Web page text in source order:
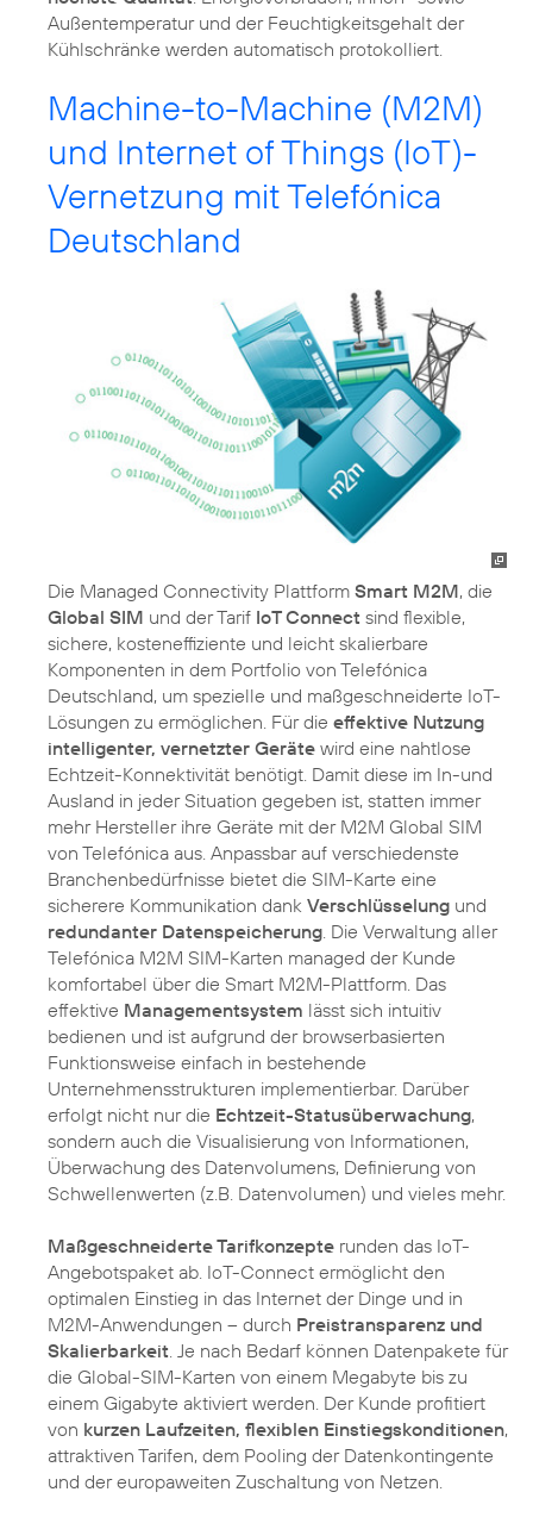
Außentemperatur und der Feuchtigkeitsgehalt der
Kühlschränke werden automatisch protokolliert.
Machine-to-Machine (M2M)
und Internet of Things (IoT)-
Vernetzung mit Telefónica
Deutschland
Die Managed Connectivity Plattform Smart M2M, die
Global SIM und der Tarif IoT Connect sind flexible,
sichere, kosteneffiziente und leicht skalierbare
Komponenten in dem Portfolio von Telefónica
Deutschland, um spezielle und maßgeschneiderte IoT-
Lösungen zu ermöglichen. Für die effektive Nutzung
intelligenter, vernetzter Geräte wird eine nahtlose
Echtzeit-Konnektivität benötigt. Damit diese im In-und
Ausland in jeder Situation gegeben ist, statten immer
mehr Hersteller ihre Geräte mit der M2M Global SIM
von Telefónica aus. Anpassbar auf verschiedenste
Branchenbedürfnisse bietet die SIM-Karte eine
sicherere Kommunikation dank Verschlüsselung und
redundanter Datenspeicherung. Die Verwaltung aller
Telefónica M2M SIM-Karten managed der Kunde
komfortabel über die Smart M2M-Plattform. Das
effektive Managementsystem lässt sich intuitiv
bedienen und ist aufgrund der browserbasierten
Funktionsweise einfach in bestehende
Unternehmensstrukturen implementierbar. Darüber
erfolgt nicht nur die Echtzeit-Statusüberwachung,
sondern auch die Visualisierung von Informationen,
Überwachung des Datenvolumens, Definierung von
Schwellenwerten (z.B. Datenvolumen) und vieles mehr.
Maßgeschneiderte Tarifkonzepte runden das IoT-
Angebotspaket ab. IoT-Connect ermöglicht den
optimalen Einstieg in das Internet der Dinge und in
M2M-Anwendungen – durch Preistransparenz und
Skalierbarkeit. Je nach Bedarf können Datenpakete für
die Global-SIM-Karten von einem Megabyte bis zu
einem Gigabyte aktiviert werden. Der Kunde profitiert
von kurzen Laufzeiten, flexiblen Einstiegskonditionen,
attraktiven Tarifen, dem Pooling der Datenkontingente
und der europaweiten Zuschaltung von Netzen.